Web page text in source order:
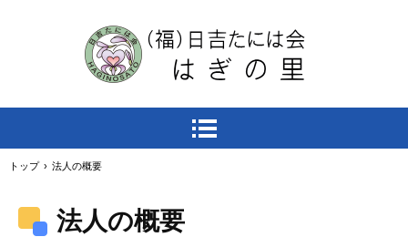
トップ › 法人の概要
法人の概要